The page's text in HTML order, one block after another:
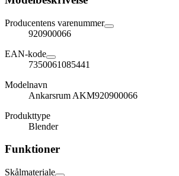
Producentens varenummer
920900066
EAN-kode
7350061085441
Modelnavn
Ankarsrum AKM920900066
Produkttype
Blender
Funktioner
Skålmateriale